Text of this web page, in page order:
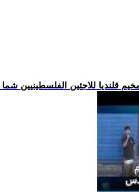
مخيم قلنديا للاجئين الفلسطينيين شما